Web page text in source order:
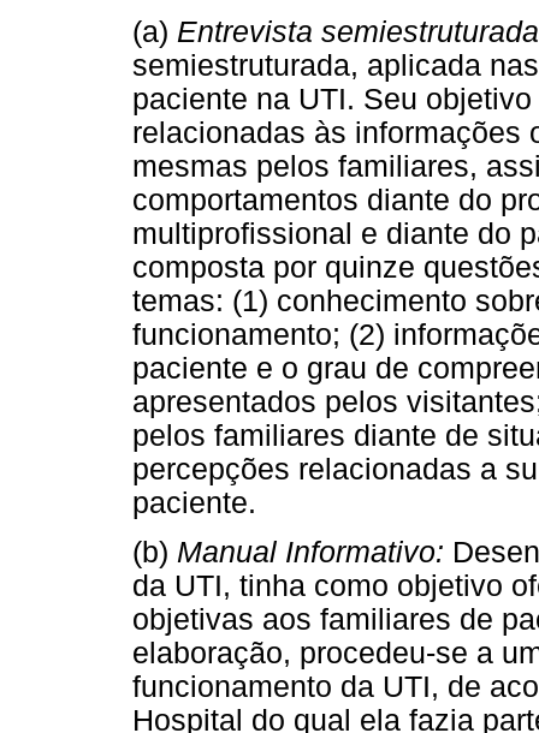
(a) Entrevista
semiestruturada, aplicada
paciente na UTI. Seu
relacionadas às informações
mesmas pelos familiares,
comportamentos diante do
multiprofissional e diante do
composta por quinze
temas: (1) conhecimento
funcionamento; (2)
paciente e o grau de
apresentados pelos
pelos familiares diante de
percepções relacionadas a
paciente.
(b) Manual Informativo:
da UTI, tinha como objetivo
objetivas aos familiares de
elaboração, procedeu-se a
funcionamento da UTI, de
Hospital do qual ela fazia